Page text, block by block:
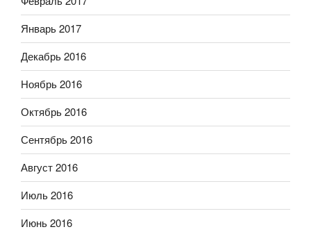
Январь 2017
Декабрь 2016
Ноябрь 2016
Октябрь 2016
Сентябрь 2016
Август 2016
Июль 2016
Июнь 2016